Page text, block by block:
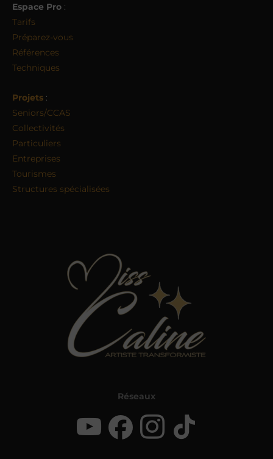
Espace Pro :
Tarifs
Préparez-vous
Références
Techniques
Projets :
Seniors/CCAS
Collectivités
Particuliers
Entreprises
Tourismes
Structures spécialisées
Réseaux